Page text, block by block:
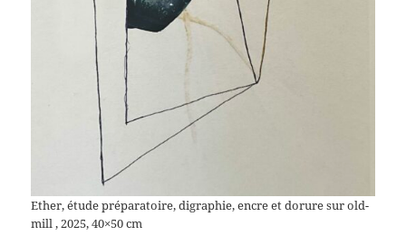
Ether, étude préparatoire, digraphie, encre et dorure sur old-
mill , 2025, 40×50 cm